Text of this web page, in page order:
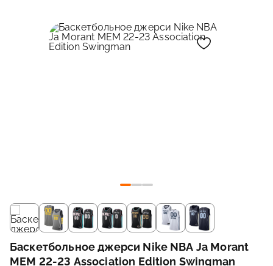
Баскетбольное джерси Nike NBA Ja Morant
MEM 22-23 Association Edition Swingman